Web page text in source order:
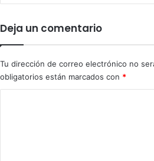
e
a
o
r
Deja un comentario
Tu dirección de correo electrónico no
obligatorios están marcados con *